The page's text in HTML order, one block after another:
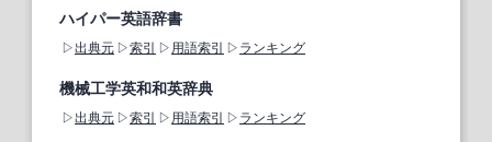
ハイパー英語辞書
出典元 索引 用語索引 ランキング
機械工学英和和英辞典
出典元 索引 用語索引 ランキング